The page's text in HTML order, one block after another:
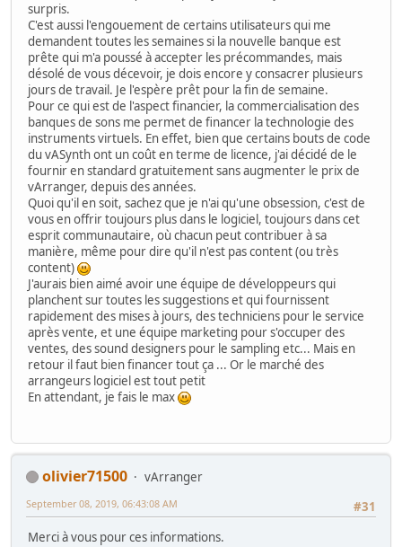
surpris.
C'est aussi l'engouement de certains utilisateurs qui me
demandent toutes les semaines si la nouvelle banque est
prête qui m'a poussé à accepter les précommandes, mais
désolé de vous décevoir, je dois encore y consacrer plusieurs
jours de travail. Je l'espère prêt pour la fin de semaine.
Pour ce qui est de l'aspect financier, la commercialisation des
banques de sons me permet de financer la technologie des
instruments virtuels. En effet, bien que certains bouts de code
du vASynth ont un coût en terme de licence, j'ai décidé de le
fournir en standard gratuitement sans augmenter le prix de
vArranger, depuis des années.
Quoi qu'il en soit, sachez que je n'ai qu'une obsession, c'est de
vous en offrir toujours plus dans le logiciel, toujours dans cet
esprit communautaire, où chacun peut contribuer à sa
manière, même pour dire qu'il n'est pas content (ou très
content)
J'aurais bien aimé avoir une équipe de développeurs qui
planchent sur toutes les suggestions et qui fournissent
rapidement des mises à jours, des techniciens pour le service
après vente, et une équipe marketing pour s'occuper des
ventes, des sound designers pour le sampling etc... Mais en
retour il faut bien financer tout ça ... Or le marché des
arrangeurs logiciel est tout petit
En attendant, je fais le max
olivier71500
vArranger
#31
September 08, 2019, 06:43:08 AM
Merci à vous pour ces informations.